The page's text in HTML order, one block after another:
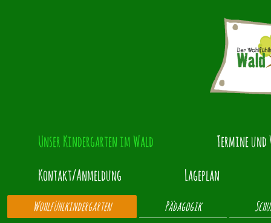
Unser Kindergarten im Wald
Termine
Kontakt/Anmeldung
Lageplan
Wohlfühlkindergarten Pädagogik